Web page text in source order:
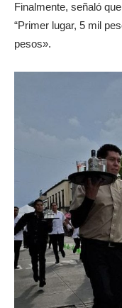
Finalmente, señaló
“Primer lugar, 5 mil
pesos».